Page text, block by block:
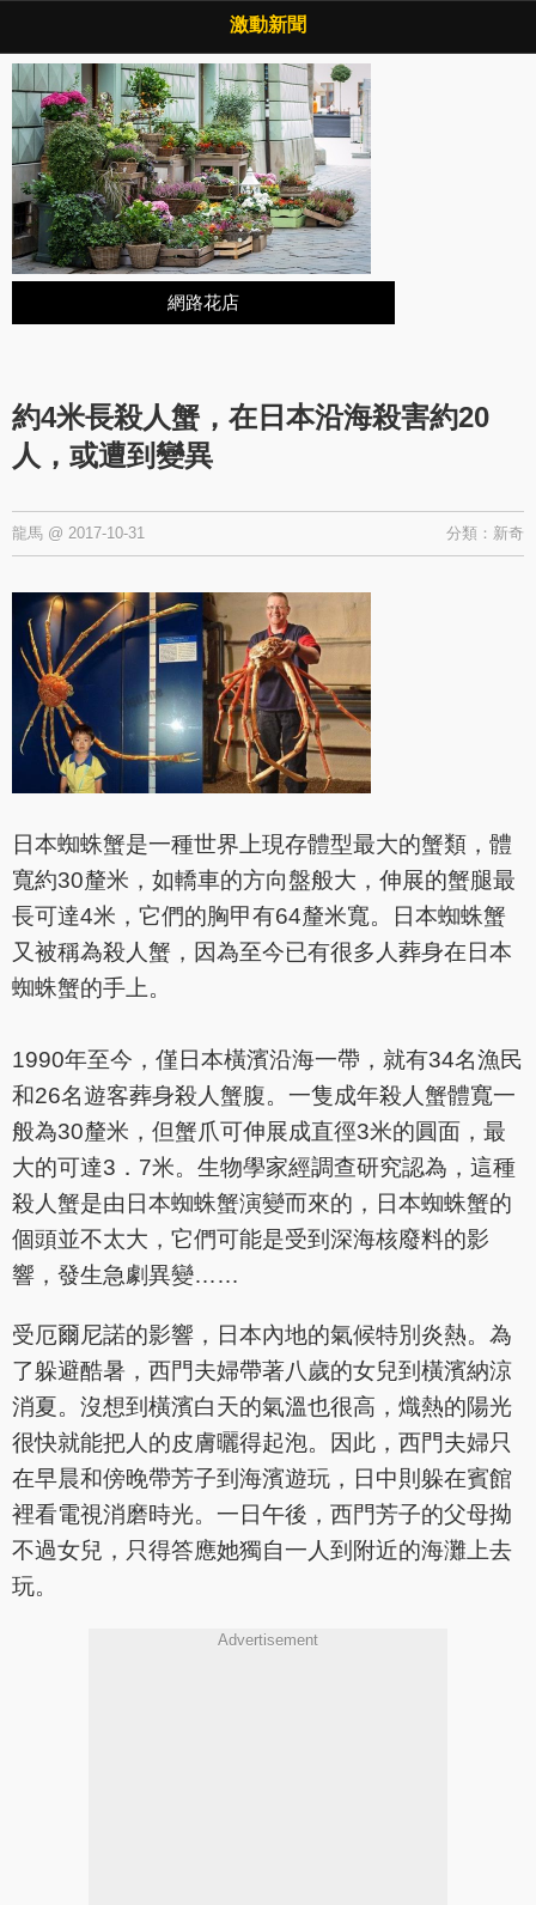
激動新聞
網路花店
約4米長殺人蟹，在日本沿海殺害約20
人，或遭到變異
分類： 新奇
龍馬 @ 2017-10-31
日本蜘蛛蟹是一種世界上現存體型最大的蟹類，體
寬約30釐米，如轎車的方向盤般大，伸展的蟹腿最
長可達4米，它們的胸甲有64釐米寬。日本蜘蛛蟹
又被稱為殺人蟹，因為至今已有很多人葬身在日本
蜘蛛蟹的手上。
1990年至今，僅日本橫濱沿海一帶，就有34名漁民
和26名遊客葬身殺人蟹腹。一隻成年殺人蟹體寬一
般為30釐米，但蟹爪可伸展成直徑3米的圓面，最
大的可達3．7米。生物學家經調查研究認為，這種
殺人蟹是由日本蜘蛛蟹演變而來的，日本蜘蛛蟹的
個頭並不太大，它們可能是受到深海核廢料的影
響，發生急劇異變……
受厄爾尼諾的影響，日本內地的氣候特別炎熱。為
了躲避酷暑，西門夫婦帶著八歲的女兒到橫濱納涼
消夏。沒想到橫濱白天的氣溫也很高，熾熱的陽光
很快就能把人的皮膚曬得起泡。因此，西門夫婦只
在早晨和傍晚帶芳子到海濱遊玩，日中則躲在賓館
裡看電視消磨時光。一日午後，西門芳子的父母拗
不過女兒，只得答應她獨自一人到附近的海灘上去
玩。
Advertisement
Copyright © 2026 ·激動新聞